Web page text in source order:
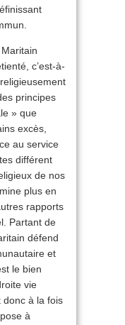
c’est-à-
principes
» que
excès,
au service
différent
de nos
plus en
rapports
Partant de
défend
et
le bien
vie
donc à la fois
à